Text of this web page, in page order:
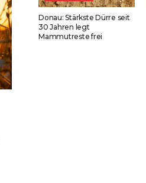
Donau: Stärkste Dürre seit
30 Jahren legt
Mammutreste frei